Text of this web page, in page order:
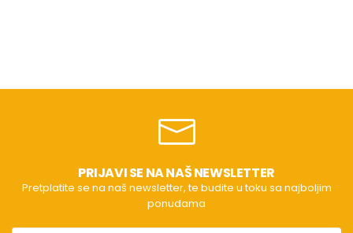
PRIJAVI SE NA NAŠ NEWSLETTER
Pretplatite se na naš newsletter, te budite u toku sa najboljim
ponudama